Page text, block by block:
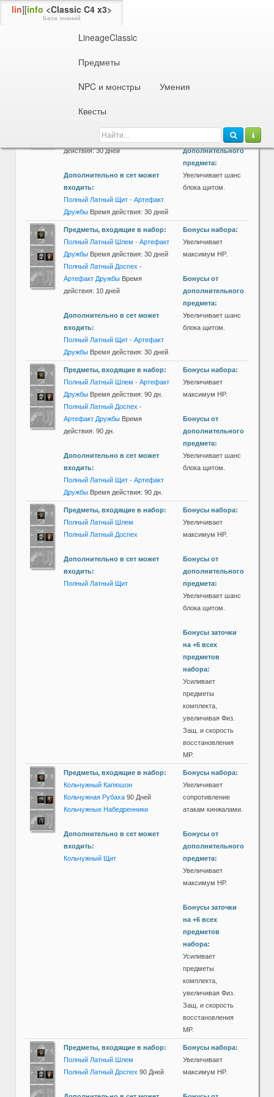
lin][info <Classic C4 x3>
База знаний
LineageClassic
Предметы
NPC и монстры
Умения
Квесты
C Grade
Тяжелая броня
Предметы, входящие в набор:
ДружбыВремя действия: 30 дней
Артефакт ДружбыВремя
действия: 30 дней
Дополнительно в сет может
входить:
Полный Латный Щит - Артефакт
Дружбы Время действия: 30 дней
Бонусы набора:
дополнительного
предмета:
Увеличивает шанс
блока щитом.
Предметы, входящие в набор:
Полный Латный Шлем - Артефакт
Дружбы Время действия: 30 дней
Полный Латный Доспех -
Артефакт Дружбы Время
действия: 10 дней
Дополнительно в сет может
входить:
Полный Латный Щит - Артефакт
Дружбы Время действия: 30 дней
Бонусы набора:
Увеличивает
максимум HP.
Бонусы от
дополнительного
предмета:
Увеличивает шанс
блока щитом.
Предметы, входящие в набор:
Полный Латный Шлем - Артефакт
Дружбы Время действия: 90 дн.
Полный Латный Доспех -
Артефакт Дружбы Время
действия: 90 дн.
Дополнительно в сет может
входить:
Полный Латный Щит - Артефакт
Дружбы Время действия: 90 дн.
Бонусы набора:
Увеличивает
максимум HP.
Бонусы от
дополнительного
предмета:
Увеличивает шанс
блока щитом.
Предметы, входящие в набор:
Полный Латный Шлем
Полный Латный Доспех
Дополнительно в сет может
входить:
Полный Латный Щит
Бонусы набора:
Увеличивает
максимум HP.
Бонусы от
дополнительного
предмета:
Увеличивает шанс
блока щитом.
Бонусы заточки
на +6 всех
предметов
набора:
Усиливает
предметы
комплекта,
увеличивая Физ.
Защ. и скорость
восстановления
MP.
Предметы, входящие в набор:
Кольчужный Капюшон
Кольчужная Рубаха 90 Дней
Кольчужные Набедренники
Дополнительно в сет может
входить:
Кольчужный Щит
Бонусы набора:
Увеличивает
сопротивление
атакам кинжалами.
Бонусы от
дополнительного
предмета:
Увеличивает
максимум HP.
Бонусы заточки
на +6 всех
предметов
набора:
Усиливает
предметы
комплекта,
увеличивая Физ.
Защ. и скорость
восстановления
MP.
Предметы, входящие в набор:
Полный Латный Шлем
Полный Латный Доспех 90 Дней
Бонусы набора:
Увеличивает
максимум HP.